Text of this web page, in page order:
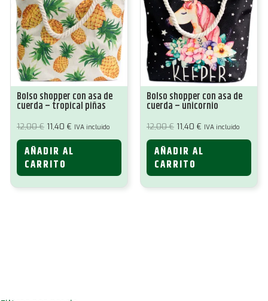
Bolso shopper con asa de
cuerda – tropical piñas
12,00€ El
original
era:
12,00 €.
11,40 € El
actual
11,40 €.
IVA incluido
AÑADIR AL
CARRITO
Bolso shopper con asa de
cuerda – unicornio
12,00€ El
original
era:
12,00 €.
11,40 € El
actual
11,40 €.
IVA incluido
AÑADIR AL
CARRITO